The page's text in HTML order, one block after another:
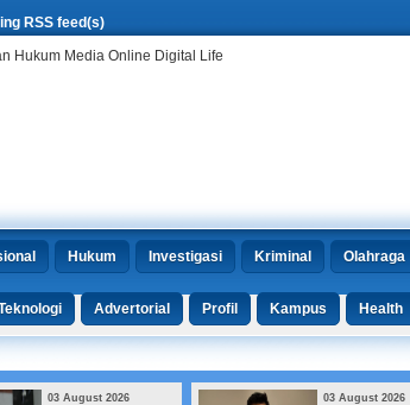
RSS feed(s)
Hukum Investigasi Kriminal Olahraga
Advertorial Profil Kampus Health
2026 03 August 2026